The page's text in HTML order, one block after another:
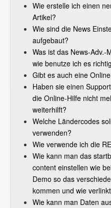
Wie erstelle ich einen
Artikel?
Wie sind die News
aufgebaut?
Was ist das News-Adv.-
wie benutze ich es
Gibt es auch eine
Haben sie einen
die Online-Hilfe nicht
weiterhilft?
Welche Ländercodes
verwenden?
Wie verwende ich die
Wie kann man das
content einstellen wie
Demo so das
kommen und wie
Wie kann man Daten